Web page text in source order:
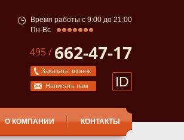
Время работы с 9:00 до 21:00
Пн-Вс
495 / 662-47-17
Заказать звонок
Написать нам ID
О КОМПАНИИ КОНТАКТЫ